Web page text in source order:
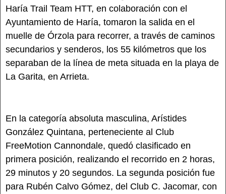
Haría Trail Team HTT, en colaboración con el
Ayuntamiento de Haría, tomaron la salida en el
muelle de Órzola para recorrer, a través de caminos
secundarios y senderos, los 55 kilómetros que los
separaban de la línea de meta situada en la playa de
La Garita, en Arrieta.
En la categoría absoluta masculina, Arístides
González Quintana, perteneciente al Club
FreeMotion Cannondale, quedó clasificado en
primera posición, realizando el recorrido en 2 horas,
29 minutos y 20 segundos. La segunda posición fue
para Rubén Calvo Gómez, del Club C. Jacomar, con